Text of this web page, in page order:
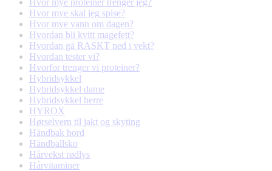
Hvor mye proteiner trenger jeg?
Hvor mye skal jeg spise?
Hvor mye vann om dagen?
Hvordan bli kvitt magefett?
Hvordan gå RASKT ned i vekt?
Hvordan tester vi?
Hvorfor trenger vi proteiner?
Hybridsykkel
Hybridsykkel dame
Hybridsykkel herre
HYROX
Hørselvern til jakt og skyting
Håndbak bord
Håndballsko
Hårvekst rødlys
Hårvitaminer